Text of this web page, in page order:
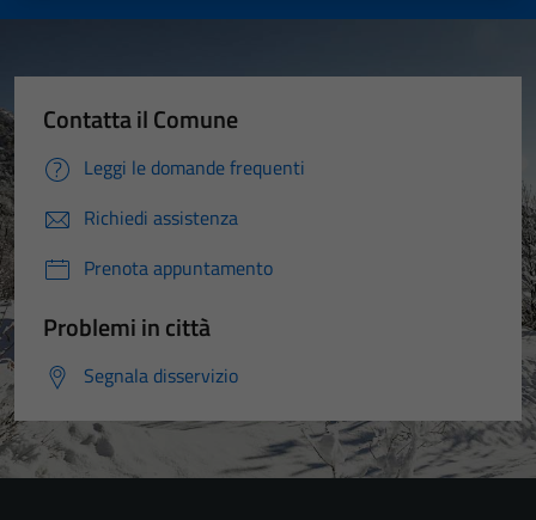
Contatta il Comune
Leggi le domande frequenti
Richiedi assistenza
Prenota appuntamento
Problemi in città
Segnala disservizio